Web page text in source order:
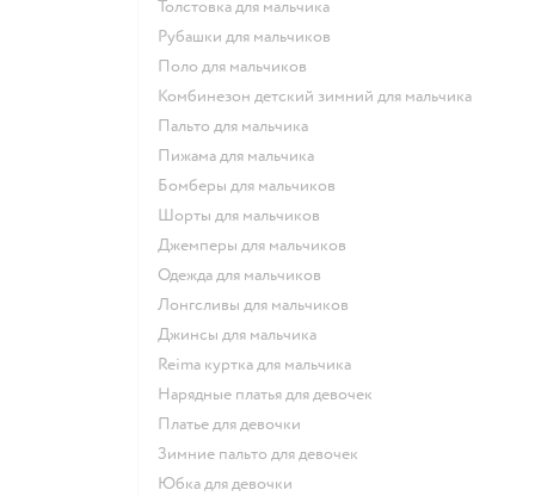
Толстовка для мальчика
Рубашки для мальчиков
Поло для мальчиков
Комбинезон детский зимний для мальчика
Пальто для мальчика
Пижама для мальчика
Бомберы для мальчиков
Шорты для мальчиков
Джемперы для мальчиков
Одежда для мальчиков
Лонгсливы для мальчиков
Джинсы для мальчика
Reima куртка для мальчика
Нарядные платья для девочек
Платье для девочки
Зимние пальто для девочек
Юбка для девочки